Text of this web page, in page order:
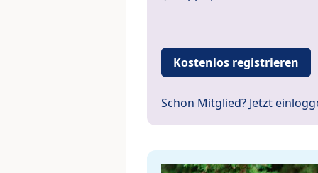
Kostenlos registrieren
Schon Mitglied? Jetzt